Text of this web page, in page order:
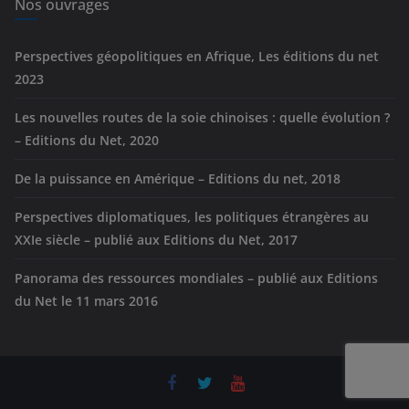
s
Nos ouvrages
Perspectives géopolitiques en Afrique, Les éditions du net
2023
Les nouvelles routes de la soie chinoises : quelle évolution ?
– Editions du Net, 2020
De la puissance en Amérique – Editions du net, 2018
Perspectives diplomatiques, les politiques étrangères au
XXIe siècle – publié aux Editions du Net, 2017
Panorama des ressources mondiales – publié aux Editions
du Net le 11 mars 2016